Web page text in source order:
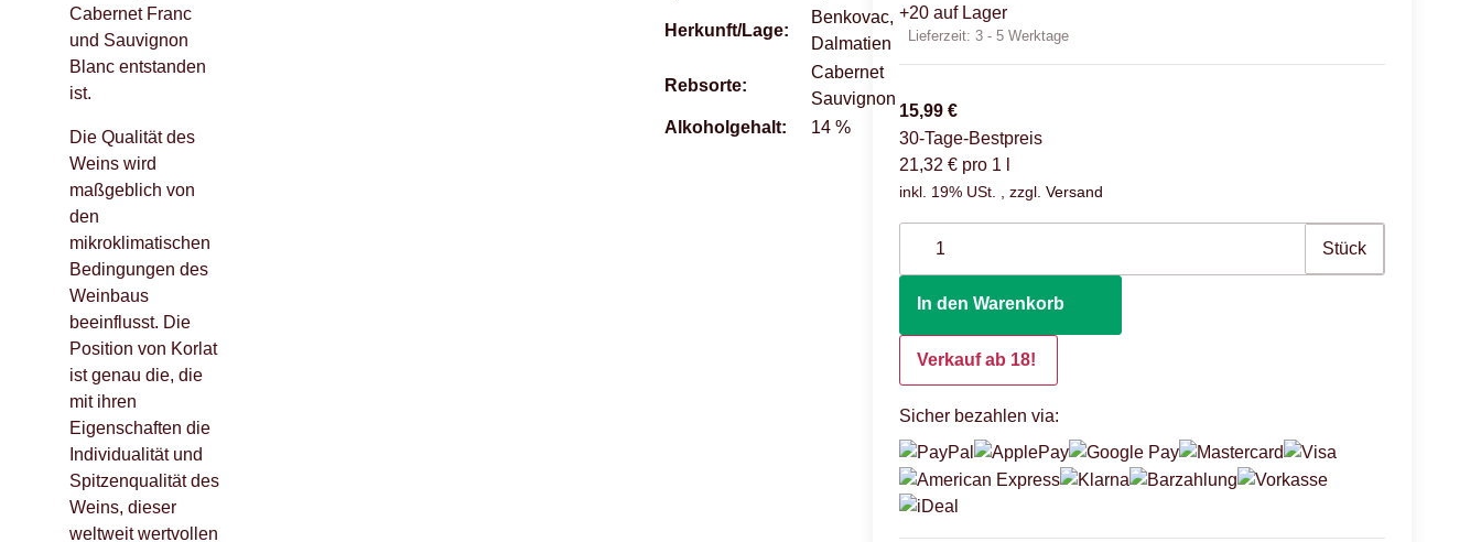
+20 auf Lager
Lieferzeit:3 - 5 Werktage
15,99 €
30-Tage-Bestpreis
21,32 € pro 1 l
inkl. 19% USt. , zzgl.Versand
Stück
In den Warenkorb
Verkauf ab 18!
Sicher bezahlen via:
Cabernet Franc
und Sauvignon
Blanc entstanden
ist.
Die Qualität des
Weins wird
maßgeblich von
den
mikroklimatischen
Bedingungen des
Weinbaus
beeinflusst. Die
Position von Korlat
ist genau die, die
mit ihren
Eigenschaften die
Individualität und
Spitzenqualität des
Weins, dieser
weltweit wertvollen
Herkunft/Lage:
Benkovac,
Dalmatien
Rebsorte:
Cabernet
Sauvignon
Alkoholgehalt:
14 %